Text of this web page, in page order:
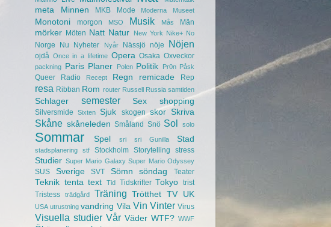
meta Minnen MKB Mode Moderna Museet
Monotoni morgon MSO Musik Mås Män
mörker Möten Natt Natur New York Nike+ No
Norge Nu Nyheter Nyår Nässjö nöje Nöjen
ojdå Once in a lifetime Opera Osaka Oxveckor
packning Paris Planer Polen Politik Pr0n Påsk
Queer Radio Recept Regn remicade Rep
resa Ribban Rom router Russell Russia samtiden
Schlager semester Sex shopping
Silversmide Sixten Sjuk skogen skor Skriva
Skåne skåneleden Småland Snö Sol solo
Sommar Spel sri sri Gunilla Stad
stadsplanering stf Stockholm Storytelling stress
Studier Super Mario Galaxy Super Mario Odyssey
SUS Sverige SVT Sömn söndag Teater
Teknik tenta text Tid Tidskrifter Tokyo trist
Tristess
trädgård Träning Trötthet TV UK
USA utrustning vandring Vila Vin Vinter Virus
Visuella studier Vår Väder WTF? WWF